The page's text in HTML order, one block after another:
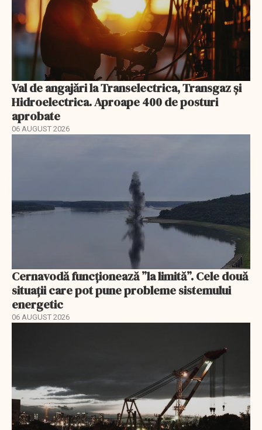
Val de angajări la Transelectrica, Transgaz și
Hidroelectrica. Aproape 400 de posturi
aprobate
06 AUGUST 2026
Cernavodă funcționează ”la limită”. Cele două
situații care pot pune probleme sistemului
energetic
06 AUGUST 2026